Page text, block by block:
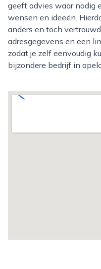
geeft advies waar nodig
wensen en ideeën.
anders en toch
adresgegevens en een
zodat je zelf eenvoudig
bijzondere bedrijf in